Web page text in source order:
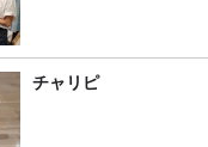
チャリピ